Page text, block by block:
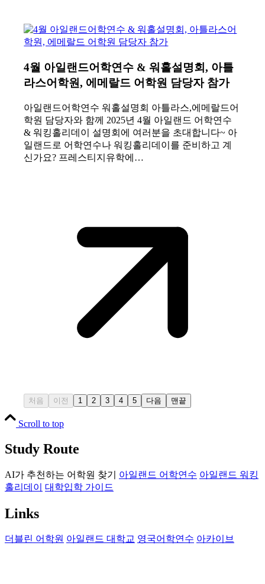
4월 아일랜드어학연수 & 워홀설명회, 아틀
라스어학원, 에메랄드 어학원 담당자 참가
아일랜드어학연수 워홀설명회 아틀라스,에메랄드어
학원 담당자와 함께 2025년 4월 아일랜드 어학연수
& 워킹홀리데이 설명회에 여러분을 초대합니다~ 아
일랜드로 어학연수나 워킹홀리데이를 준비하고 계
신가요? 프레스티지유학에…
처음 이전 1 2 3 4 5 다음 맨끝
Scroll to top
Study Route
AI가 추천하는 어학원 찾기 아일랜드 어학연수 아일랜드 워킹
홀리데이
대학입학 가이드
Links
더블린 어학원 아일랜드 대학교 영국어학연수 아카이브